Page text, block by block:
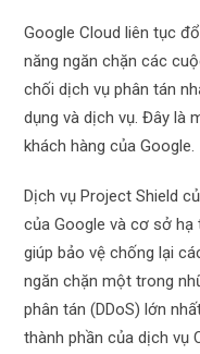
Google Cloud liên tục
năng ngăn chặn các
chối dịch vụ phân tán
dụng và dịch vụ. Đây là
khách hàng của Google.
Dịch vụ Project Shield
của Google và cơ sở hạ
giúp bảo vệ chống lại
ngăn chặn một trong
phân tán (DDoS) lớn
thành phần của dịch vụ